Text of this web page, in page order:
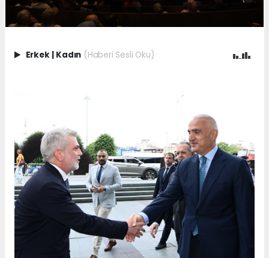
Erkek Kadın (Haberi Sesli Oku)